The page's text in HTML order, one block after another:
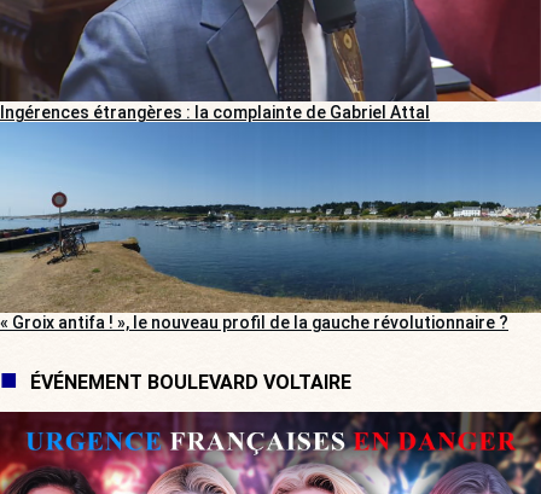
Ingérences étrangères : la complainte de Gabriel Attal
« Groix antifa ! », le nouveau profil de la gauche révolutionnaire ?
ÉVÉNEMENT BOULEVARD VOLTAIRE